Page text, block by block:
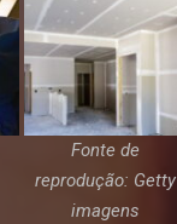
Fonte de
reprodução: Getty
imagens